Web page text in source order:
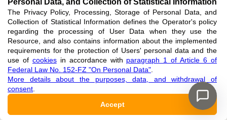
постоянный мониторинг за состоянием погоды и наличием
заболевания и его распространением.
4. Заключение
На основании проведенных исследований можно сделать
вывод об эпифитотии листовой ржавчины тополя
Personal Data, and Collection of Statistical Information
The Privacy Policy, Processing, Storage of Personal Data, and
Collection of Statistical Information defines the Operator's policy
regarding the processing of User Data when they use the
Resource, and also contains information about the implemented
requirements for the protection of Users' personal data and the
use of cookiesin accordance with paragraph 1 of Article 6 of
Federal Law No. 152-FZ "On Personal Data"
More details about the purposes, data, and withdrawal of
consent
Accept